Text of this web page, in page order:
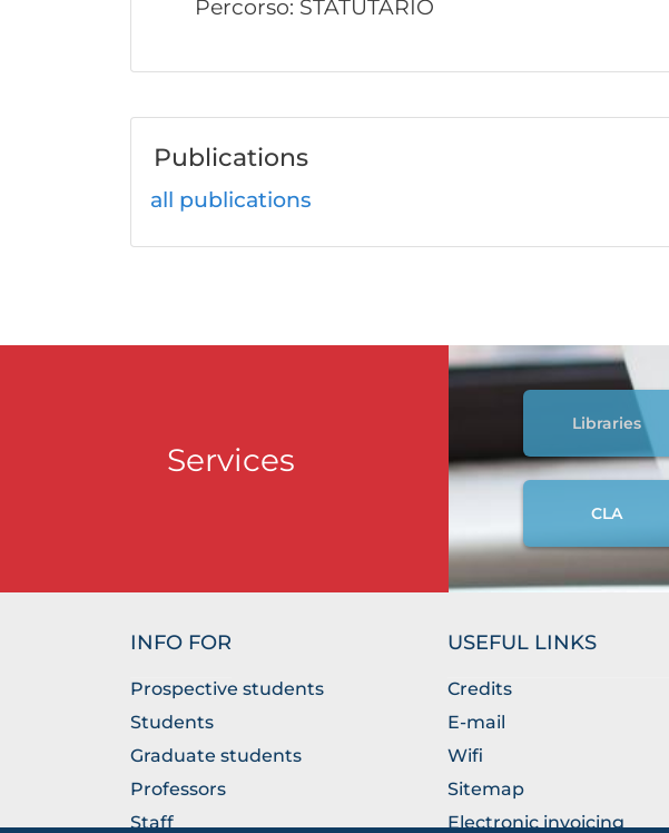
Percorso: STATUTARIO
Publications
all publications
Services
Libraries
CLA
INFO FOR
Prospective students
Students
Graduate students
Professors
Staff
USEFUL LINKS
Credits
E-mail
Wifi
Sitemap
Electronic invoicing